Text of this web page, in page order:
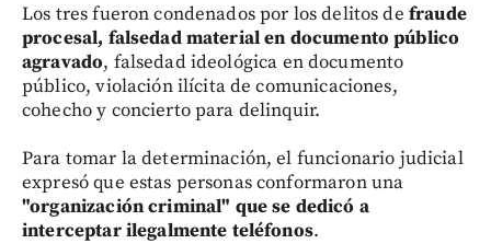
Los tres fueron condenados por los delitos de fraude
procesal, falsedad material en documento público
agravado, falsedad ideológica en documento
público, violación ilícita de comunicaciones,
cohecho y concierto para delinquir.
Para tomar la determinación, el funcionario judicial
expresó que estas personas conformaron una
"organización criminal" que se dedicó a
interceptar ilegalmente teléfonos.